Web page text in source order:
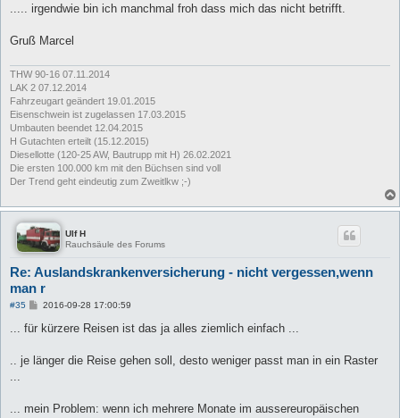
i
t
a
..... irgendwie bin ich manchmal froh dass mich das nicht betrifft.
Gruß Marcel
THW 90-16 07.11.2014
LAK 2 07.12.2014
Fahrzeugart geändert 19.01.2015
Eisenschwein ist zugelassen 17.03.2015
Umbauten beendet 12.04.2015
H Gutachten erteilt (15.12.2015)
Diesellotte (120-25 AW, Bautrupp mit H) 26.02.2021
Die ersten 100.000 km mit den Büchsen sind voll
Der Trend geht eindeutig zum Zweitlkw ;-)
Ulf H
Rauchsäule des Forums
Re: Auslandskrankenversicherung - nicht vergessen,wenn
man r
#35
B
a
2016-09-28 17:00:59
... für kürzere Reisen ist das ja alles ziemlich einfach ...
.. je länger die Reise gehen soll, desto weniger passt man in ein Raster
...
... mein Problem: wenn ich mehrere Monate im aussereuropäischen